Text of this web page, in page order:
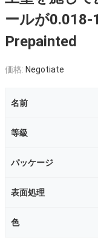
ールが0.018-
Prepainted
価格: Negotiate
名前
等級
パッケージ
表面処理
色